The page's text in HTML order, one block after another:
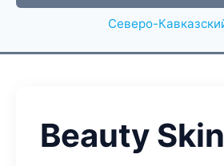
Северо-
Beauty Skin